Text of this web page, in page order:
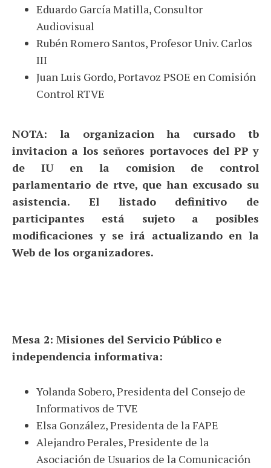
Eduardo García Matilla, Consultor
Audiovisual
Rubén Romero Santos, Profesor Univ. Carlos
III
Juan Luis Gordo, Portavoz PSOE en Comisión
Control RTVE
NOTA: la organizacion ha cursado tb
invitacion a los señores portavoces del PP y
de IU en la comision de control
parlamentario de rtve, que han excusado su
asistencia. El listado definitivo de
participantes está sujeto a posibles
modificaciones y se irá actualizando en la
Web de los organizadores.
Mesa 2: Misiones del Servicio Público e
independencia informativa:
Yolanda Sobero, Presidenta del Consejo de
Informativos de TVE
Elsa González, Presidenta de la FAPE
Alejandro Perales, Presidente de la
Asociación de Usuarios de la Comunicación